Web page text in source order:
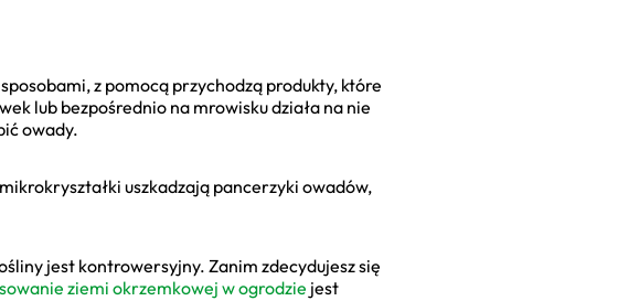
z pomocą przychodzą produkty, które
lub bezpośrednio na mrowisku działa na nie
owady.
uszkadzają pancerzyki owadów,
jest kontrowersyjny. Zanim zdecydujesz się
ziemi okrzemkowej w ogrodzie jest